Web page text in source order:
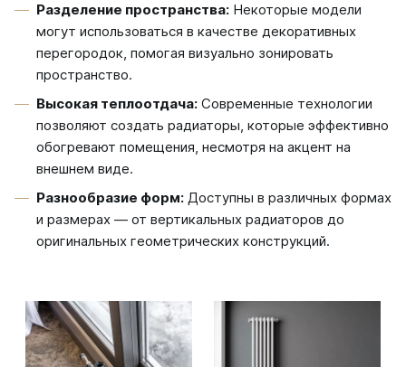
Параллели В
Параллели Г
Quadrum
Quadrum 30 H
Quadrum 30 V
Quadrum 40 H
Quadrum 40 V
Quadrum 50 V
Quadrum 60 H
Quadrum 60 V
Quadrum Neo 50 V
Quadrum Neo 50 H
Разделение пространства: Некоторые модели
могут использоваться в качестве декоративных
перегородок, помогая визуально зонировать
пространство.
Высокая теплоотдача: Современные технологии
позволяют создать радиаторы, которые эффективно
обогревают помещения, несмотря на акцент на
внешнем виде.
Разнообразие форм: Доступны в различных формах
и размерах — от вертикальных радиаторов до
оригинальных геометрических конструкций.